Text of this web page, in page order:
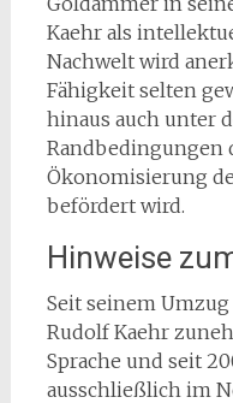
Kaehr als
Nachwelt wird
Fähigkeit selten
hinaus auch unter
Randbedingungen
Ökonomisierung
befördert wird.
Hinweise
Seit seinem
Rudolf Kaehr
Sprache und seit
ausschließlich im